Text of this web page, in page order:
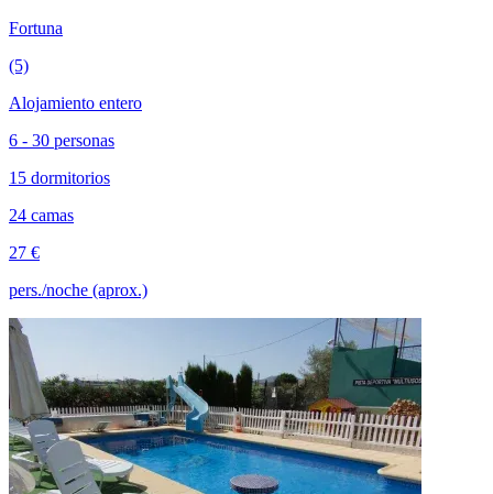
Fortuna
(5)
Alojamiento entero
6 - 30 personas
15 dormitorios
24 camas
27 €
pers./noche (aprox.)